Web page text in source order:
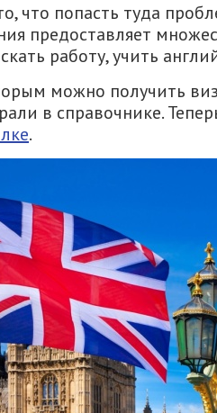
что попасть туда
предоставляет
работу, учить
можно получить
в справочнике.
.